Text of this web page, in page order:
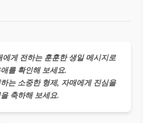
에게 전하는 훈훈한 생일 메시지로
를 확인해 보세요.
는 소중한 형제, 자매에게 진심을
축하해 보세요.